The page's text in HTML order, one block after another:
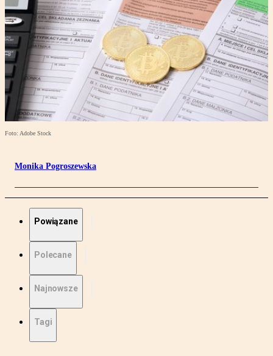
Foto: Adobe Stock
Monika Pogroszewska
Powiązane
Polecane
Najnowsze
Tagi